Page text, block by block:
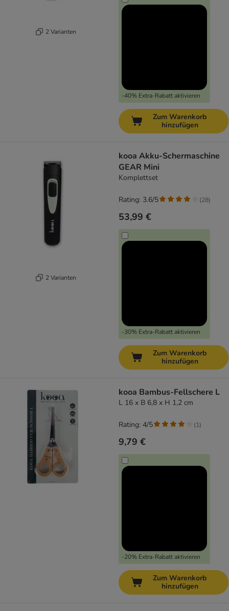
2 Varianten
-40% Extra-Rabatt aktivieren
Zum Warenkorb
hinzufügen
2 Varianten
kooa Akku-Schermaschine
GEAR Mini
Komplettset
53,99 €
-30% Extra-Rabatt aktivieren
Rating: 3.6/5 (28)
Zum Warenkorb
hinzufügen
kooa Bambus-Fellschere L
L 16 x B 6,8 x H 1,2 cm
9,79 €
-20% Extra-Rabatt aktivieren
Rating: 4/5 (1)
Zum Warenkorb
hinzufügen